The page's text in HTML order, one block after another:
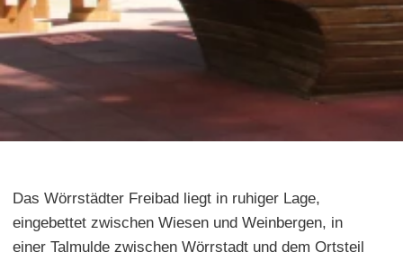
Das Wörrstädter Freibad liegt in ruhiger Lage,
eingebettet zwischen Wiesen und Weinbergen, in
einer Talmulde zwischen Wörrstadt und dem Ortsteil